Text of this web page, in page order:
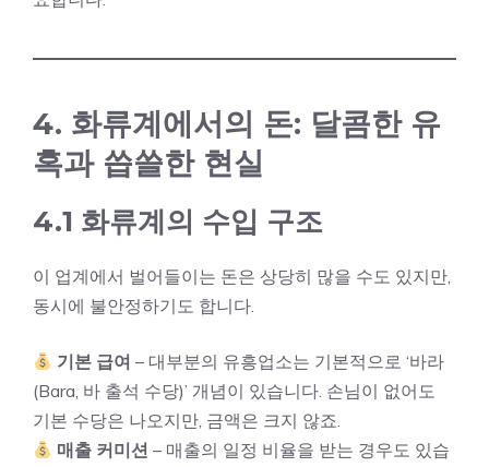
4. 화류계에서의 돈: 달콤한 유
혹과 씁쓸한 현실
4.1 화류계의 수입 구조
이 업계에서 벌어들이는 돈은 상당히 많을 수도 있지만,
동시에 불안정하기도 합니다.
기본 급여 – 대부분의 유흥업소는 기본적으로 ‘바라
(Bara, 바 출석 수당)’ 개념이 있습니다. 손님이 없어도
기본 수당은 나오지만, 금액은 크지 않죠.
매출 커미션 – 매출의 일정 비율을 받는 경우도 있습